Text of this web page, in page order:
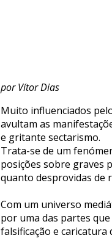
por Vítor Dias
Muito influenciados
avultam as
e gritante sectarismo.
Trata-se de um
posições sobre graves
quanto desprovidas de
Com um universo
por uma das partes
falsificação e caricatura